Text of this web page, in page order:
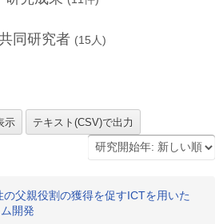
同研究者 (15 人)
父親役割の獲得を促すICTを用いた
開発